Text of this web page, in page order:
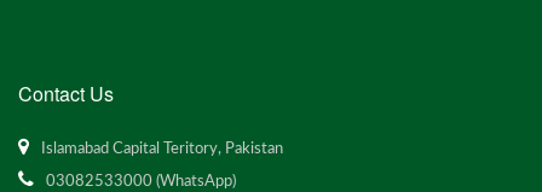
Contact Us
Islamabad Capital Teritory, Pakistan
03082533000 (WhatsApp)